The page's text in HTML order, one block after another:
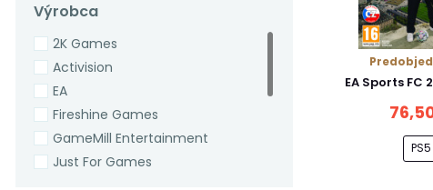
Výrobca
2K Games
Activision
EA
Fireshine Games
GameMill Entertainment
Just For Games
EA Sports FC
PS5